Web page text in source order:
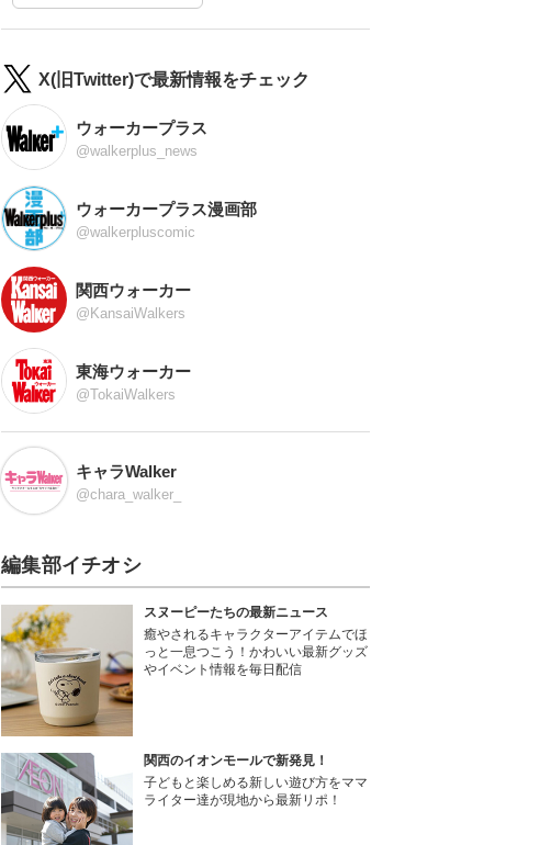
X(旧Twitter)で最新情報をチェック
ウォーカープラス
@walkerplus_news
ウォーカープラス漫画部
@walkerpluscomic
関西ウォーカー
@KansaiWalkers
東海ウォーカー
@TokaiWalkers
キャラWalker
@chara_walker_
編集部イチオシ
スヌーピーたちの最新ニュース
癒やされるキャラクターアイテムでほ
っと一息つこう！かわいい最新グッズ
やイベント情報を毎日配信
関西のイオンモールで新発見！
子どもと楽しめる新しい遊び方をママ
ライター達が現地から最新リポ！